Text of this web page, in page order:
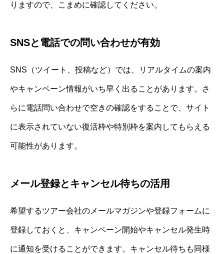
りますので、こまめに確認してください。
SNSと電話での問い合わせが有効
SNS（ツイート、投稿など）では、リアルタイムの案内
やキャンペーン情報がいち早く出ることがあります。さ
らに電話問い合わせで空きの確認をすることで、サイト
に表示されていない復活枠や特別枠を案内してもらえる
可能性があります。
メール登録とキャンセル待ちの活用
希望するツアー会社のメールマガジンや登録フォームに
登録しておくと、キャンペーン開始やキャンセル発生時
に通知を受けることができます。キャンセル待ちも同様